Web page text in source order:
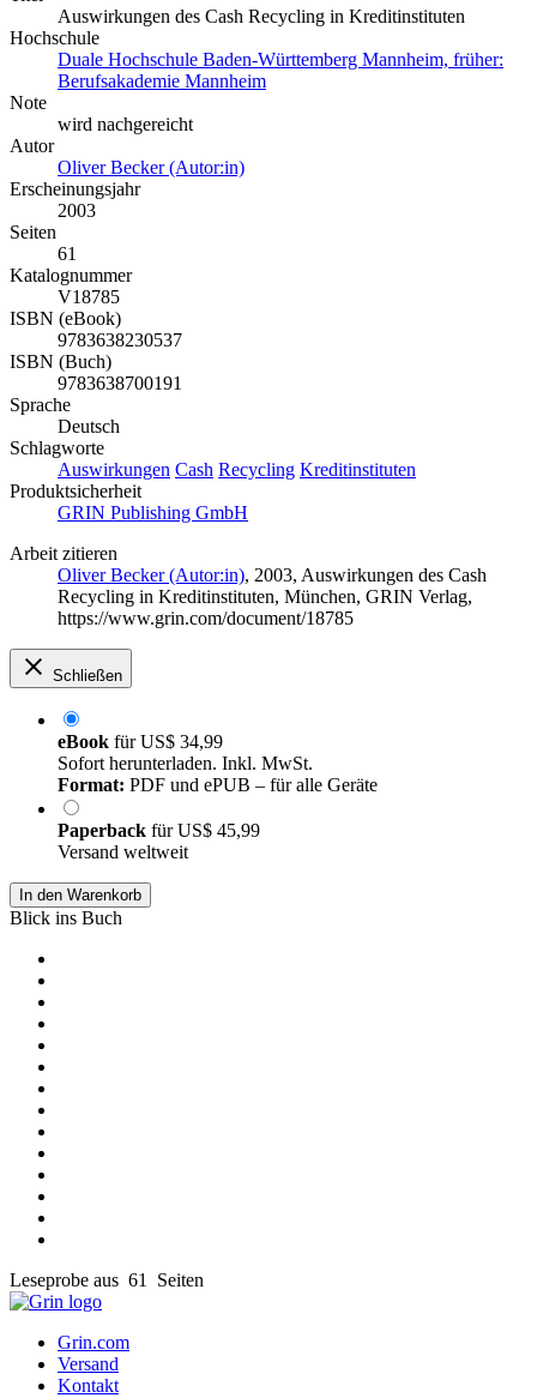
Auswirkungen des Cash Recycling in Kreditinstituten
Hochschule
Duale Hochschule Baden-Württemberg Mannheim, früher:
Berufsakademie Mannheim
Note
wird nachgereicht
Autor
Oliver Becker (Autor:in)
Erscheinungsjahr
2003
Seiten
61
Katalognummer
V18785
ISBN (eBook)
9783638230537
ISBN (Buch)
9783638700191
Sprache
Deutsch
Schlagworte
Auswirkungen Cash Recycling Kreditinstituten
Produktsicherheit
GRIN Publishing GmbH
Arbeit zitieren
Oliver Becker (Autor:in), 2003, Auswirkungen des Cash
Recycling in Kreditinstituten, München, GRIN Verlag,
https://www.grin.com/document/18785
Schließen
eBook fürUS$ 34,99
Sofort herunterladen. Inkl. MwSt.
Format: PDF und ePUB – für alle Geräte
Paperback fürUS$ 45,99
Versand weltweit
In den Warenkorb
Blick ins Buch
Leseprobe aus 61 Seiten
Grin.com
Versand
Kontakt